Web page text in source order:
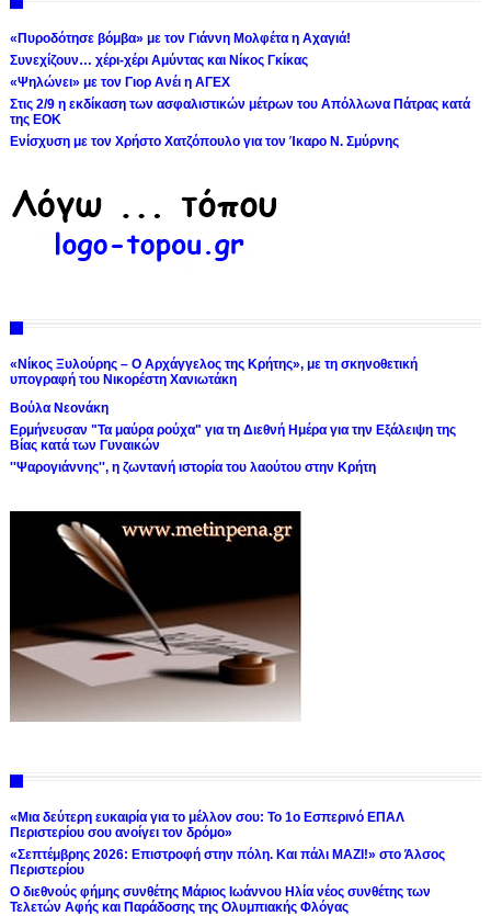
«Πυροδότησε βόμβα» με τον Γιάννη Μολφέτα η Αχαγιά!
Συνεχίζουν… χέρι-χέρι Αμύντας και Νίκος Γκίκας
«Ψηλώνει» με τον Γιορ Ανέι η ΑΓΕΧ
Στις 2/9 η εκδίκαση των ασφαλιστικών μέτρων του Απόλλωνα Πάτρας κατά
της ΕΟΚ
Ενίσχυση με τον Χρήστο Χατζόπουλο για τον Ίκαρο Ν. Σμύρνης
«Νίκος Ξυλούρης – Ο Αρχάγγελος της Κρήτης», με τη σκηνοθετική
υπογραφή του Νικορέστη Χανιωτάκη
Βούλα Νεονάκη
Ερμήνευσαν "Τα μαύρα ρούχα" για τη Διεθνή Ημέρα για την Εξάλειψη της
Βίας κατά των Γυναικών
''Ψαρογιάννης'', η ζωντανή ιστορία του λαούτου στην Κρήτη
«Μια δεύτερη ευκαιρία για το μέλλον σου: Το 1ο Εσπερινό ΕΠΑΛ
Περιστερίου σου ανοίγει τον δρόμο»
«Σεπτέμβρης 2026: Επιστροφή στην πόλη. Και πάλι ΜΑΖΙ!» στο Άλσος
Περιστερίου
Ο διεθνούς φήμης συνθέτης Μάριος Ιωάννου Ηλία νέος συνθέτης των
Τελετών Αφής και Παράδοσης της Ολυμπιακής Φλόγας